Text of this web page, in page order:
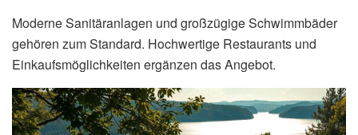
Moderne Sanitäranlagen und großzügige Schwimmbäder
gehören zum Standard. Hochwertige Restaurants und
Einkaufsmöglichkeiten ergänzen das Angebot.